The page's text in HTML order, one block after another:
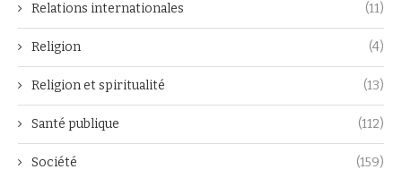
Relations internationales (11)
Religion (4)
Religion et spiritualité (13)
Santé publique (112)
Société (159)